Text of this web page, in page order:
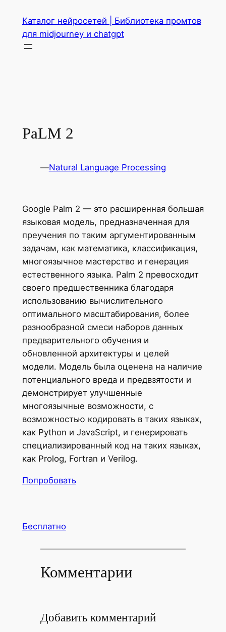
содержимому
Каталог нейросетей | Библиотека промтов
для midjourney и chatgpt
PaLM 2
—Natural Language Processing
Google Palm 2 — это расширенная большая
языковая модель, предназначенная для
преучения по таким аргументированным
задачам, как математика, классификация,
многоязычное мастерство и генерация
естественного языка. Palm 2 превосходит
своего предшественника благодаря
использованию вычислительного
оптимального масштабирования, более
разнообразной смеси наборов данных
предварительного обучения и
обновленной архитектуры и целей
модели. Модель была оценена на наличие
потенциального вреда и предвзятости и
демонстрирует улучшенные
многоязычные возможности, с
возможностью кодировать в таких языках,
как Python и JavaScript, и генерировать
специализированный код на таких языках,
как Prolog, Fortran и Verilog.
Попробовать
Бесплатно
Комментарии
Добавить комментарий